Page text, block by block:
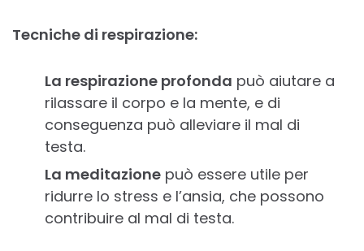
Tecniche di respirazione:
La respirazione profonda può aiutare a
rilassare il corpo e la mente, e di
conseguenza può alleviare il mal di
testa.
La meditazione può essere utile per
ridurre lo stress e l’ansia, che possono
contribuire al mal di testa.